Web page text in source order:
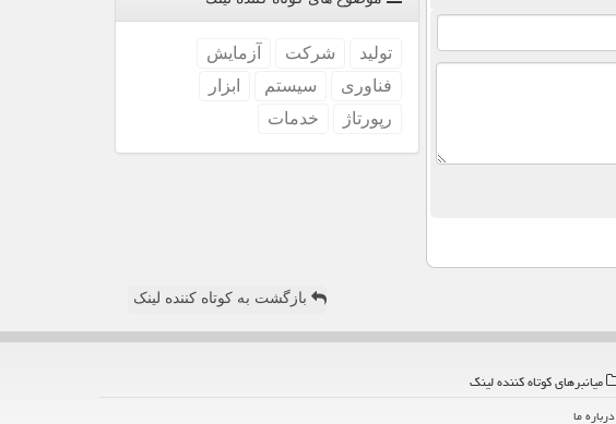
تولید شركت
آزمایش
فناوری
سیستم
ابزار
رپورتاژ
خدمات
بازگشت به کوتاه کننده لینک
میانبرهای كوتاه كننده لینك
درباره ما